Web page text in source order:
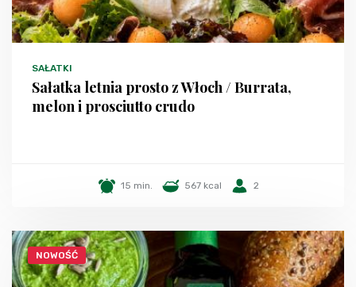
SAŁATKI
Sałatka letnia prosto z Włoch / Burrata,
melon i prosciutto crudo
15 min. 567 kcal 2
NOWOŚĆ